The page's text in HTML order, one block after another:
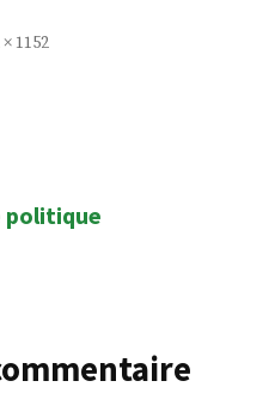
× 1152
politique